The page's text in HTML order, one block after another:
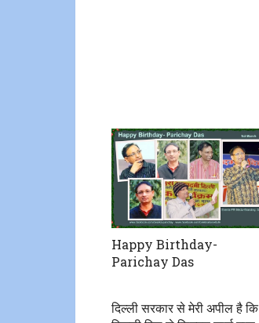
Happy Birthday-
Parichay Das
दिल्ली सरकार से मेरी अपील है कि